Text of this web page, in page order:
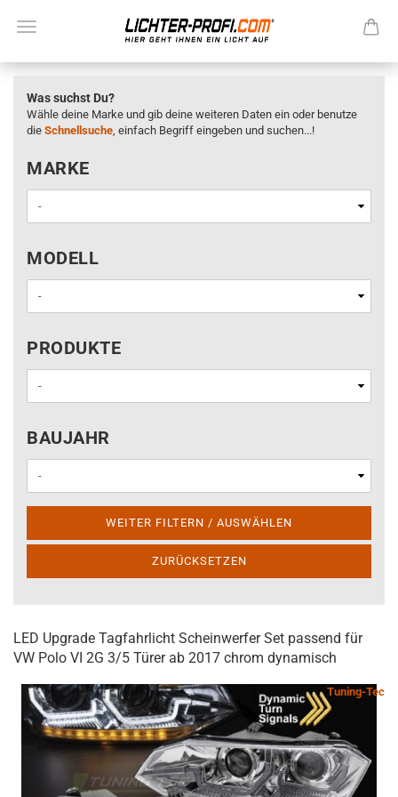
Was suchst Du?
Wähle deine Marke und gib deine weiteren Daten ein oder benutze
die Schnellsuche, einfach Begriff eingeben und suchen...!
MARKE
MARKE
MODELL
MODELL
PRODUKTE
PRODUKTE
BAUJAHR
BAUJAHR
WEITER FILTERN / AUSWÄHLEN
ZURÜCKSETZEN
LED Upgrade Tagfahrlicht Scheinwerfer Set passend für
VW Polo VI 2G 3/5 Türer ab 2017 chrom dynamisch
Tuning-Tec